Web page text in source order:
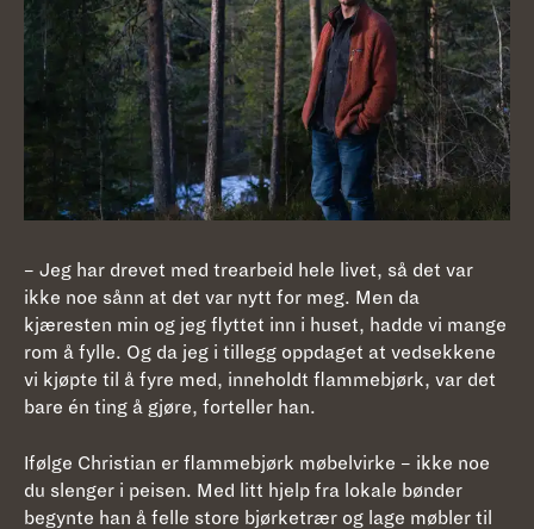
– Jeg har drevet med trearbeid hele livet, så det var
ikke noe sånn at det var nytt for meg. Men da
kjæresten min og jeg flyttet inn i huset, hadde vi mange
rom å fylle. Og da jeg i tillegg oppdaget at vedsekkene
vi kjøpte til å fyre med, inneholdt flammebjørk, var det
bare én ting å gjøre, forteller han.
Ifølge Christian er flammebjørk møbelvirke – ikke noe
du slenger i peisen. Med litt hjelp fra lokale bønder
begynte han å felle store bjørketrær og lage møbler til